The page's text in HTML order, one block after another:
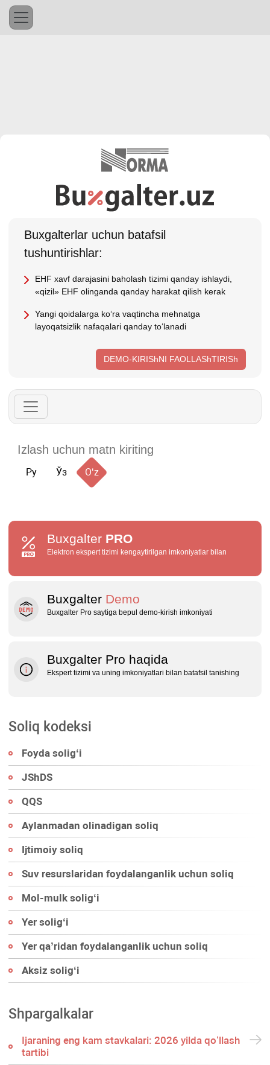
Buхgalterlar uchun batafsil
tushuntirishlar:
EHF хavf darajasini baholash tizimi qanday ishlaydi,
«qizil» EHF olinganda qanday harakat qilish kerak
Yangi qoidalarga koʻra vaqtincha mehnatga
layoqatsizlik nafaqalari qanday toʻlanadi
DEMO-KIRIShNI FAOLLAShTIRISh
Ру Ўз Oʻz
Buxgalter PRO
Elektron ekspert tizimi kengaytirilgan imkoniyatlar bilan
Buxgalter Demo
Buxgalter Pro saytiga bepul demo‑kirish imkoniyati
Buxgalter Pro haqida
Ekspert tizimi va uning imkoniyatlari bilan batafsil tanishing
Soliq kodeksi
Foyda soligʻi
JShDS
QQS
Aylanmadan olinadigan soliq
Ijtimoiy soliq
Suv resurslaridan foydalanganlik uchun soliq
Mol-mulk soligʻi
Yer soligʻi
Yer qa’ridan foydalanganlik uchun soliq
Aksiz soligʻi
Shpargalkalar
Ijaraning eng kam stavkalari: 2026 yilda qoʻllash
tartibi